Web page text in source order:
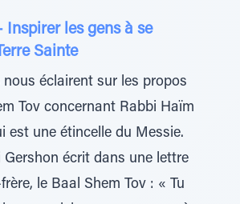
Inspirer les gens à se
Sainte
nous éclairent sur les propos
Tov concernant Rabbi Haïm
est une étincelle du Messie.
Gershon écrit dans une lettre
le Baal Shem Tov : « Tu